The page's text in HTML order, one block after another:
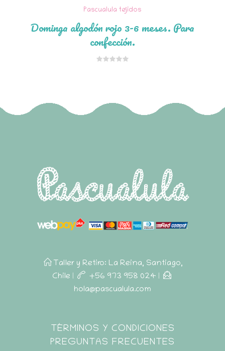
Pascualula tejidos
Dominga algodón rojo 3-6 meses. Para
confección.
Taller y Retiro: La Reina, Santiago,
Chile | +56 973 958 024 |
hola@pascualula.com
Pascualula
TÉRMINOS Y CONDICIONES
PREGUNTAS FRECUENTES